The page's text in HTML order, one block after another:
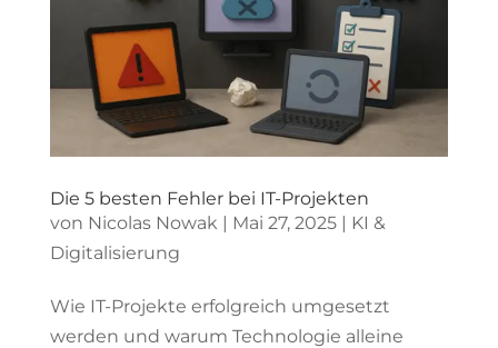
Die 5 besten Fehler bei IT-Projekten
von Nicolas Nowak | Mai 27, 2025| KI &
Digitalisierung
Wie IT-Projekte erfolgreich umgesetzt
werden und warum Technologie alleine